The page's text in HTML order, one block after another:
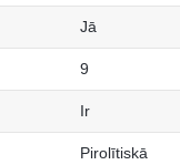
Jā
9
Ir
Pirolītiskā